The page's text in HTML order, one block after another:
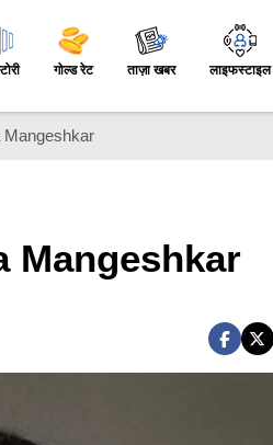
गोल्ड रेट ताज़ा खबर लाइफस्टाइल
Mangeshkar
Mangeshkar